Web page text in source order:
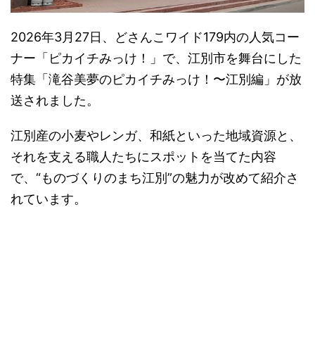
2026年3月27日、どさんこワイド179内の人気コー
ナー「ピカイチみっけ！」で、江別市を舞台にした
特集「滝谷美夢のピカイチみっけ！〜江別編」が放
送されました。
江別産の小麦やレンガ、和紙といった地域資源と、
それを支える職人たちにスポットを当てた内容
で、“ものづくりのまち江別”の魅力が改めて紹介さ
れています。